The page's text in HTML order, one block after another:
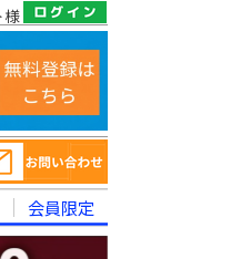
様
会員限定